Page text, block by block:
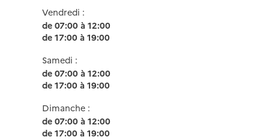
Vendredi :
de 07:00 à 12:00
de 17:00 à 19:00
Samedi :
de 07:00 à 12:00
de 17:00 à 19:00
Dimanche :
de 07:00 à 12:00
de 17:00 à 19:00